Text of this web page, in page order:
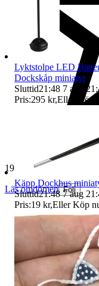
19 236 omdömen
Läs omdömen Följ
Lyktstolpe LED
Dockskåp miniatyr
Sluttid21:48 7 aug
Pris:295 kr,Eller Köp
Käpp Dockhus
Sluttid21:48 7 aug
Pris:19 kr,Eller Köp